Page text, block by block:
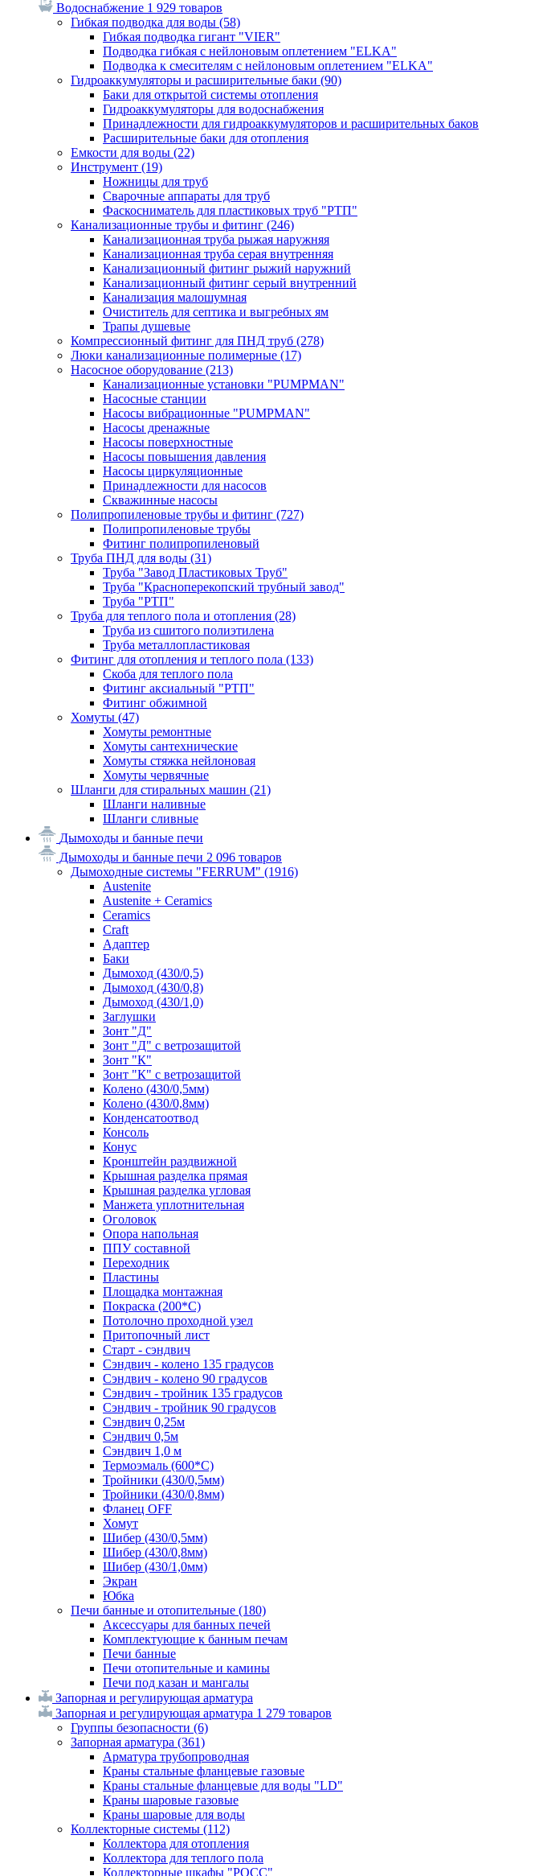
Водоснабжение 1 929 товаров
Гибкая подводка для воды (58)
Гибкая подводка гигант "VIER"
Подводка гибкая с нейлоновым оплетением "ELKA"
Подводка к смесителям с нейлоновым оплетением "ELKA"
Гидроаккумуляторы и расширительные баки (90)
Баки для открытой системы отопления
Гидроаккумуляторы для водоснабжения
Принадлежности для гидроаккумуляторов и расширительных баков
Расширительные баки для отопления
Емкости для воды (22)
Инструмент (19)
Ножницы для труб
Сварочные аппараты для труб
Фаскосниматель для пластиковых труб "РТП"
Канализационные трубы и фитинг (246)
Канализационная труба рыжая наружняя
Канализационная труба серая внутренняя
Канализационный фитинг рыжий наружний
Канализационный фитинг серый внутренний
Канализация малошумная
Очиститель для септика и выгребных ям
Трапы душевые
Компрессионный фитинг для ПНД труб (278)
Люки канализационные полимерные (17)
Насосное оборудование (213)
Канализационные установки "PUMPMAN"
Насосные станции
Насосы вибрационные "PUMPMAN"
Насосы дренажные
Насосы поверхностные
Насосы повышения давления
Насосы циркуляционные
Принадлежности для насосов
Скважинные насосы
Полипропиленовые трубы и фитинг (727)
Полипропиленовые трубы
Фитинг полипропиленовый
Труба ПНД для воды (31)
Труба "Завод Пластиковых Труб"
Труба "Красноперекопский трубный завод"
Труба "РТП"
Труба для теплого пола и отопления (28)
Труба из сшитого полиэтилена
Труба металлопластиковая
Фитинг для отопления и теплого пола (133)
Скоба для теплого пола
Фитинг аксиальный "РТП"
Фитинг обжимной
Хомуты (47)
Хомуты ремонтные
Хомуты сантехнические
Хомуты стяжка нейлоновая
Хомуты червячные
Шланги для стиральных машин (21)
Шланги наливные
Шланги сливные
Дымоходы и банные печи
Дымоходы и банные печи 2 096 товаров
Дымоходные системы "FERRUM" (1916)
Austenite
Austenite + Ceramics
Ceramics
Craft
Адаптер
Баки
Дымоход (430/0,5)
Дымоход (430/0,8)
Дымоход (430/1,0)
Заглушки
Зонт "Д"
Зонт "Д" с ветрозащитой
Зонт "К"
Зонт "К" с ветрозащитой
Колено (430/0,5мм)
Колено (430/0,8мм)
Конденсатоотвод
Консоль
Конус
Кронштейн раздвижной
Крышная разделка прямая
Крышная разделка угловая
Манжета уплотнительная
Оголовок
Опора напольная
ППУ составной
Переходник
Пластины
Площадка монтажная
Покраска (200*С)
Потолочно проходной узел
Притопочный лист
Старт - сэндвич
Сэндвич - колено 135 градусов
Сэндвич - колено 90 градусов
Сэндвич - тройник 135 градусов
Сэндвич - тройник 90 градусов
Сэндвич 0,25м
Сэндвич 0,5м
Сэндвич 1,0 м
Термоэмаль (600*С)
Тройники (430/0,5мм)
Тройники (430/0,8мм)
Фланец OFF
Хомут
Шибер (430/0,5мм)
Шибер (430/0,8мм)
Шибер (430/1,0мм)
Экран
Юбка
Печи банные и отопительные (180)
Аксессуары для банных печей
Комплектующие к банным печам
Печи банные
Печи отопительные и камины
Печи под казан и мангалы
Запорная и регулирующая арматура
Запорная и регулирующая арматура 1 279 товаров
Группы безопасности (6)
Запорная арматура (361)
Арматура трубопроводная
Краны стальные фланцевые газовые
Краны стальные фланцевые для воды "LD"
Краны шаровые газовые
Краны шаровые для воды
Коллекторные системы (112)
Коллектора для отопления
Коллектора для теплого пола
Коллекторные шкафы "РОСС"